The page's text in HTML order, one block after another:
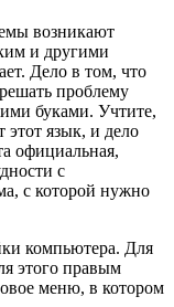
возникают
и другими
Дело в том, что
проблему
буками. Учтите,
этот язык, и дело
официальная,
с
с которой нужно
компьютера. Для
этого правым
меню, в котором